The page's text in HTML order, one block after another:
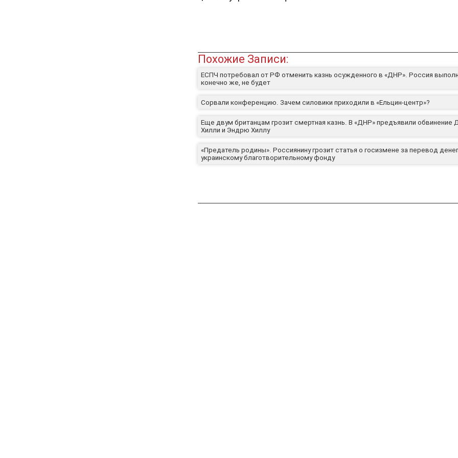
Похожие Записи:
ЕСПЧ потребовал от РФ отменить казнь осужденного в «ДНР». Россия
конечно же, не будет
Сорвали конференцию. Зачем силовики приходили в «Ельцин-центр»?
Еще двум британцам грозит смертная казнь. В «ДНР» предъявили обвинение
Хилли и Эндрю Хиллу
«Предатель родины». Россиянину грозит статья о госизмене за перевод денег
украинскому благотворительному фонду